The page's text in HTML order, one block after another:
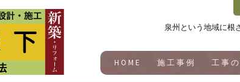
泉州という地域に根
HOME 施工事例 工事